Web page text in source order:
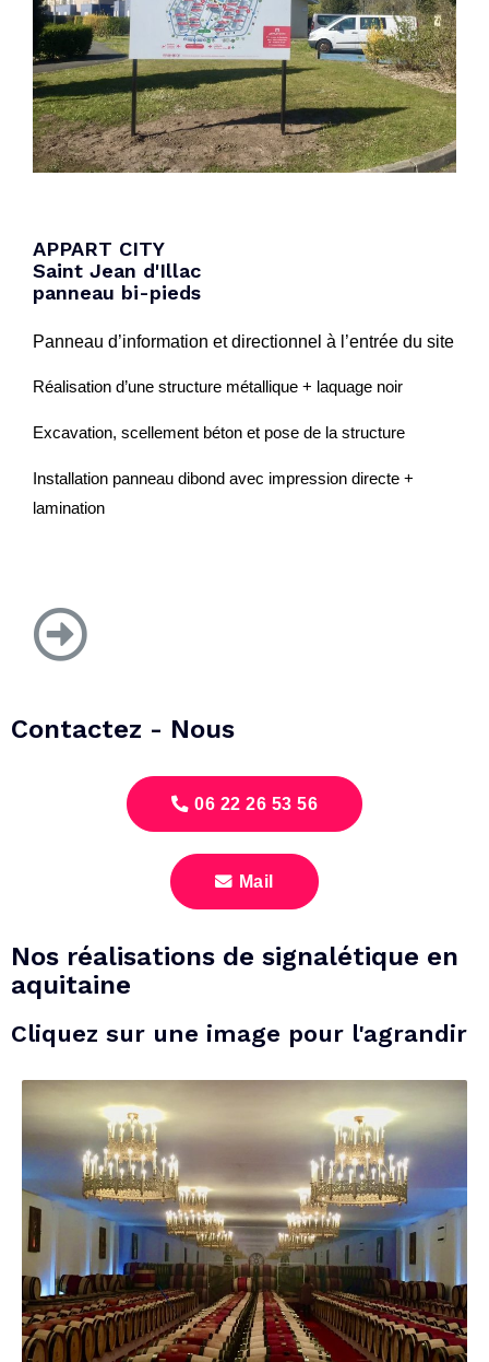
APPART CITY
Saint Jean d'Illac
panneau bi-pieds
Panneau d’information et directionnel à l’entrée du site
Réalisation d’une structure métallique + laquage noir
Excavation, scellement béton et pose de la structure
Installation panneau dibond avec impression directe +
lamination
Contactez - Nous
06 22 26 53 56
Mail
Nos réalisations de signalétique en
aquitaine
Cliquez sur une image pour l'agrandir